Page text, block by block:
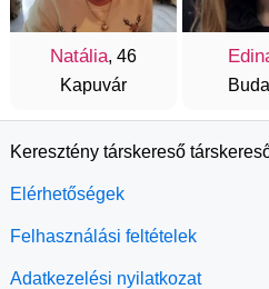
Natália, 46
Kapuvár
Keresztény társkereső
Elérhetőségek
Felhasználási feltételek
Adatkezelési nyilatkozat